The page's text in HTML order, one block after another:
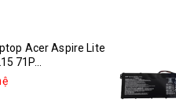
Acer Aspire Lite
71P...